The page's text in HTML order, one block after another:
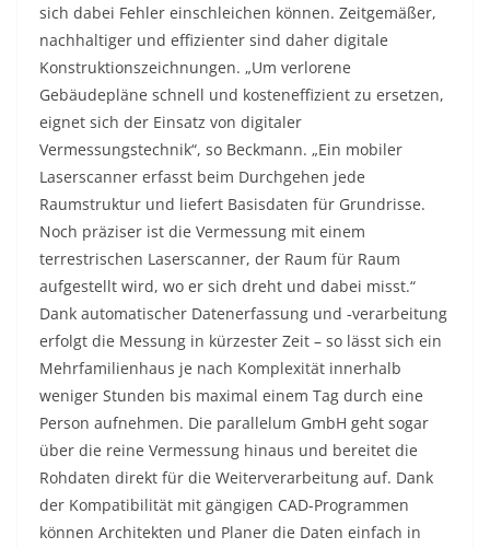
sich dabei Fehler einschleichen können. Zeitgemäßer,
nachhaltiger und effizienter sind daher digitale
Konstruktionszeichnungen. „Um verlorene
Gebäudepläne schnell und kosteneffizient zu ersetzen,
eignet sich der Einsatz von digitaler
Vermessungstechnik“, so Beckmann. „Ein mobiler
Laserscanner erfasst beim Durchgehen jede
Raumstruktur und liefert Basisdaten für Grundrisse.
Noch präziser ist die Vermessung mit einem
terrestrischen Laserscanner, der Raum für Raum
aufgestellt wird, wo er sich dreht und dabei misst.“
Dank automatischer Datenerfassung und ‑verarbeitung
erfolgt die Messung in kürzester Zeit – so lässt sich ein
Mehrfamilienhaus je nach Komplexität innerhalb
weniger Stunden bis maximal einem Tag durch eine
Person aufnehmen. Die parallelum GmbH geht sogar
über die reine Vermessung hinaus und bereitet die
Rohdaten direkt für die Weiterverarbeitung auf. Dank
der Kompatibilität mit gängigen CAD-Programmen
können Architekten und Planer die Daten einfach in